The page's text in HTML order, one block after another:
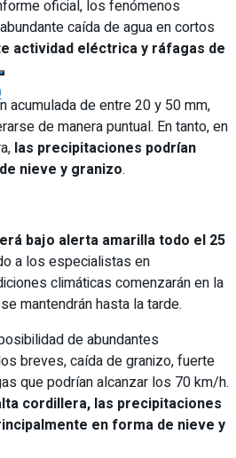
oficial, los fenómenos
caída de agua en cortos
actividad eléctrica y ráfagas de
acumulada de entre 20 y 50 mm,
de manera puntual. En tanto, en
las precipitaciones podrían
nieve y granizo.
bajo alerta amarilla todo el 25
a los especialistas en
climáticas comenzarán en la
mantendrán hasta la tarde.
de abundantes
breves, caída de granizo, fuerte
que podrían alcanzar los 70 km/h.
cordillera, las precipitaciones
en forma de nieve y